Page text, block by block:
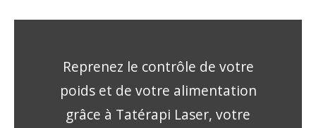
Reprenez le contrôle de votre
poids et de votre alimentation
grâce à Tatérapi Laser, votre